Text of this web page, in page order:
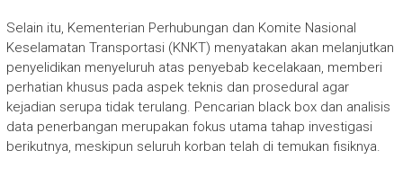
Selain itu, Kementerian Perhubungan dan Komite Nasional
Keselamatan Transportasi (KNKT) menyatakan akan melanjutkan
penyelidikan menyeluruh atas penyebab kecelakaan, memberi
perhatian khusus pada aspek teknis dan prosedural agar
kejadian serupa tidak terulang. Pencarian black box dan analisis
data penerbangan merupakan fokus utama tahap investigasi
berikutnya, meskipun seluruh korban telah di temukan fisiknya.